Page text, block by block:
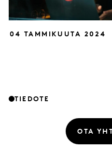
04 TAMMIKUUTA 2024
TIEDOTE
OTA